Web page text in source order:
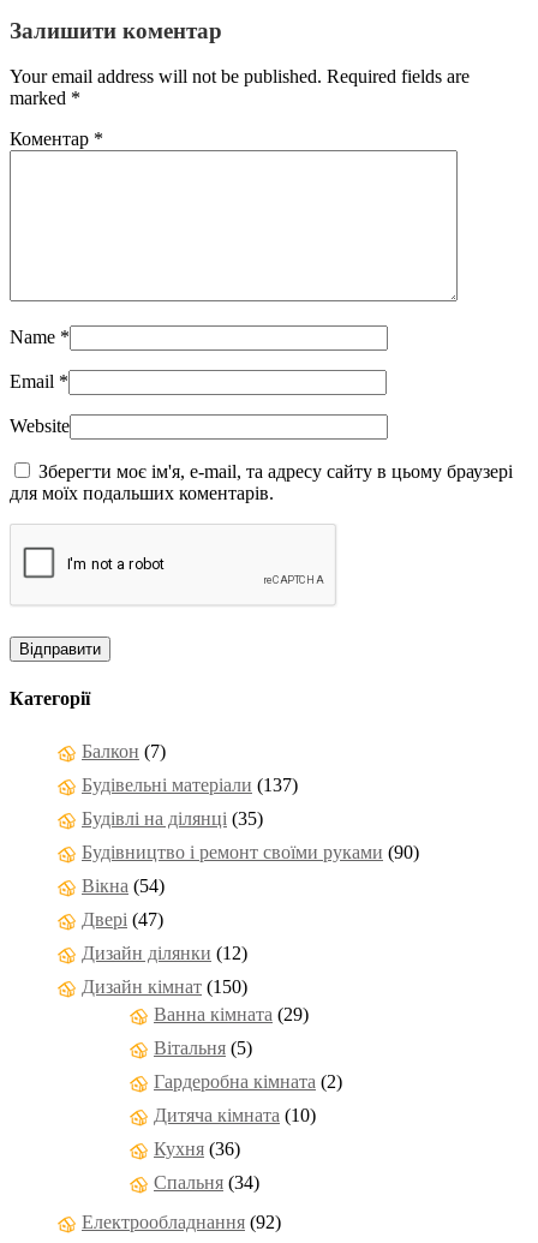
Залишити коментар
Your email address will not be published. Required fields are
marked *
Коментар *
Name *
Email *
Website
Зберегти моє ім'я, e-mail, та адресу сайту в цьому браузері
для моїх подальших коментарів.
Категорії
Балкон (7)
Будівельні матеріали (137)
Будівлі на ділянці (35)
Будівництво і ремонт своїми руками (90)
Вікна (54)
Двері (47)
Дизайн ділянки (12)
Дизайн кімнат (150)
Ванна кімната (29)
Вітальня (5)
Гардеробна кімната (2)
Дитяча кімната (10)
Кухня (36)
Спальня (34)
Електрообладнання (92)